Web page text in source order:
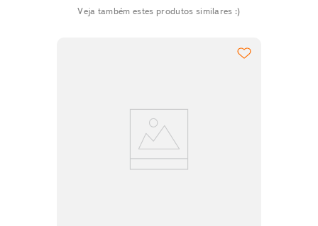
Veja também estes produtos similares :)